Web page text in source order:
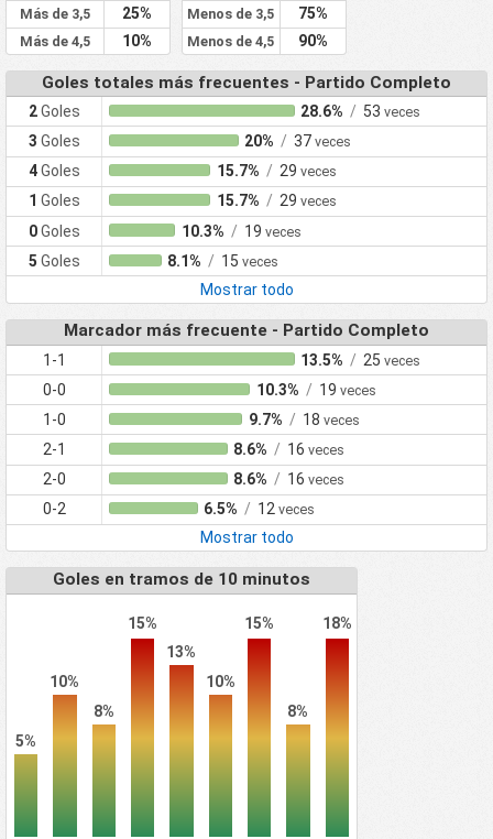
Más de 3,5 25%
Más de 4,5 10%
Menos de 3,5 75%
Menos de 4,5 90%
Goles totales más frecuentes - Partido Completo
2Goles 28.6% / 53veces
3 Goles 20% / 37veces
4Goles 15.7% / 29 veces
1 Goles 15.7% / 29 veces
0Goles 10.3% / 19 veces
5 Goles 8.1% / 15veces
Mostrar todo
Marcador más frecuente - Partido Completo
1-1 13.5% / 25veces
0-0 10.3% / 19 veces
1-0 9.7% / 18 veces
2-1 8.6% / 16veces
2-0 8.6% / 16veces
0-2 6.5% / 12veces
Mostrar todo
Goles en tramos de 10 minutos
5%
10%
8%
15%
13%
10%
15%
8%
18%